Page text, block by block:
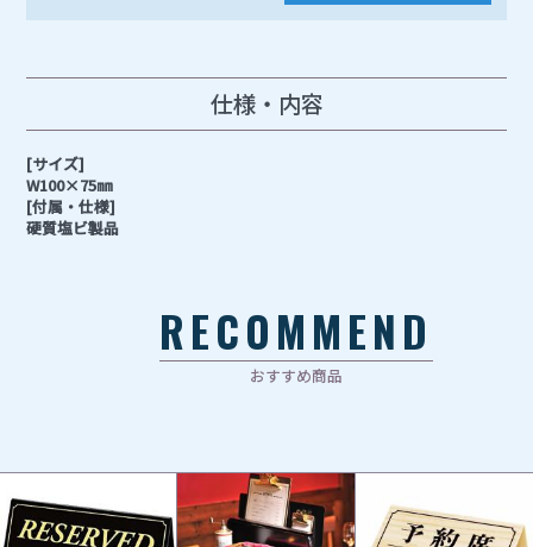
仕様・内容
[サイズ]
W100×75㎜
[付属・仕様]
硬質塩ビ製品
RECOMMEND
おすすめ商品